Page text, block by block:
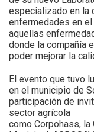
especializado en la
enfermedades en
aquellas
donde la compañía
poder mejorar la
El evento que tuvo
en el municipio de
participación de
sector agrícola
como Corpohass, la